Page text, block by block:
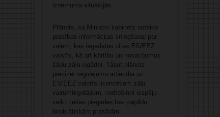
izņēmuma situācijās.
Plānots, ka Ministru kabinets noteiks
prasības informācijas sniegšanai par
zālēm, kas iegādātas citās ES/EEZ
valstīs, kā arī kārtību un nosacījumus
šādu zāļu iegādei. Tāpat plānots
precizēt regulējumu attiecībā uz
ES/EEZ valstīs licencētiem zāļu
vairumtirgotājiem, nodrošinot iespēju
veikt tiešas piegādes bez papildu
birokrātiskām prasībām.